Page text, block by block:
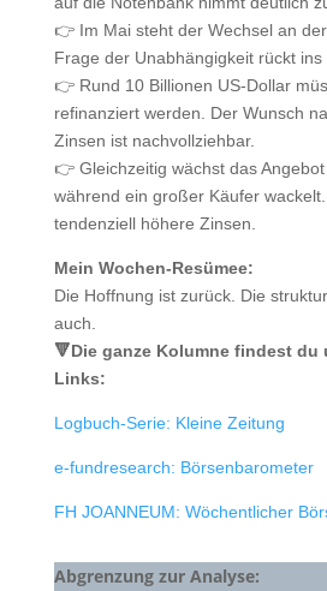
👉 Im Mai steht der Wechsel an
Frage der Unabhängigkeit rückt ins
👉 Rund 10 Billionen US-Dollar
refinanziert werden. Der Wunsch
Zinsen ist nachvollziehbar.
👉 Gleichzeitig wächst das Angebot
während ein großer Käufer
tendenziell höhere Zinsen.
Mein Wochen-Resümee:
Die Hoffnung ist zurück. Die
auch.
🔻Die ganze Kolumne findest du
Links:
Logbuch-Serie: Kleine Zeitung
e-fundresearch: Börsenbarometer
FH JOANNEUM: Wöchentlicher
Abgrenzung zur Analyse: